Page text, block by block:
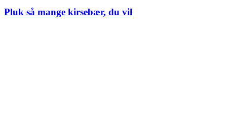
Pluk så mange kirsebær, du vil